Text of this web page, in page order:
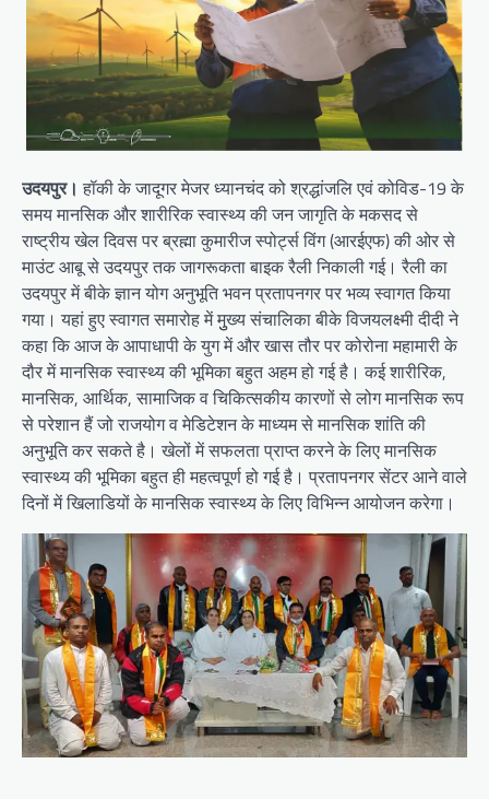
उदयपुर। हॉकी के जादूगर मेजर ध्यानचंद को श्रद्धांजलि एवं कोविड-19 के
समय मानसिक और शारीरिक स्वास्थ्य की जन जागृति के मकसद से
राष्ट्रीय खेल दिवस पर ब्रह्मा कुमारीज स्पोर्ट्स विंग (आरईएफ) की ओर से
माउंट आबू से उदयपुर तक जागरूकता बाइक रैली निकाली गई। रैली का
उदयपुर में बीके ज्ञान योग अनुभूति भवन प्रतापनगर पर भव्य स्वागत किया
गया। यहां हुए स्वागत समारोह में मुुख्य संचालिका बीके विजयलक्ष्मी दीदी ने
कहा कि आज के आपाधापी के युग में और खास तौर पर कोरोना महामारी के
दौर में मानसिक स्वास्थ्य की भूमिका बहुत अहम हो गई है। कई शारीरिक,
मानसिक, आर्थिक, सामाजिक व चिकित्सकीय कारणों से लोग मानसिक रूप
से परेशान हैं जो राजयोग व मेडिटेशन के माध्यम से मानसिक शांति की
अनुभूति कर सकते है। खेलों में सफलता प्राप्त करने के लिए मानसिक
स्वास्थ्य की भूमिका बहुत ही महत्वपूर्ण हो गई है। प्रतापनगर सेंटर आने वाले
दिनों में खिलाडियों के मानसिक स्वास्थ्य के लिए विभिन्न आयोजन करेगा।